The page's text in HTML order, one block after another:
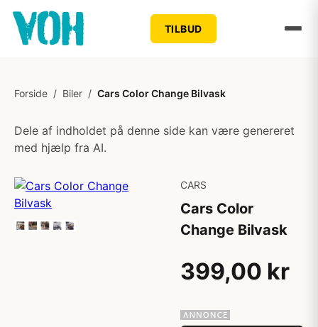
TILBUD
Forside / Biler / Cars Color Change Bilvask
Dele af indholdet på denne side kan være genereret
med hjælp fra AI.
CARS
Cars Color
Change Bilvask
399,00 kr